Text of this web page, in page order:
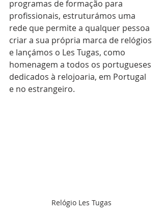
programas de formação para
profissionais, estruturámos uma
rede que permite a qualquer pessoa
criar a sua própria marca de relógios
e lançámos o Les Tugas, como
homenagem a todos os portugueses
dedicados à relojoaria, em Portugal
e no estrangeiro.
Relógio Les Tugas